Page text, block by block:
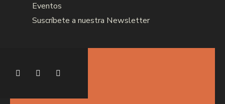
Eventos
Suscríbete a nuestra Newsletter